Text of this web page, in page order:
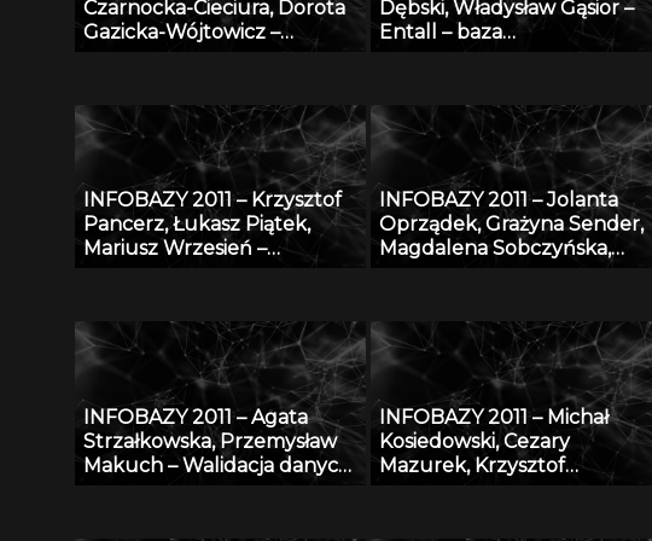
Czarnocka-Cieciura, Dorota
Gazicka-Wójtowicz –
coś więcej niż Biblioteka
Cyfrowa
Dębski, Władysław Gąsior –
Entall – baza
układu Li-Si
INFOBAZY 2011 – Krzysztof
Pancerz, Łukasz Piątek,
Mariusz Wrzesień –
zastosowaniem metod
konstruktywnej indukcji
oraz zbiorów przybliżonych
INFOBAZY 2011 – Jolanta
Oprządek, Grażyna Sender,
Magdalena Sobczyńska,
Maciej Kossakowski, Cong Le
– Bazy danych z zakresu
genomiki, biotechnologii i
jakości produktów
pochodzenia zwierzęcego
INFOBAZY 2011 – Agata
Strzałkowska, Przemysław
Makuch – Walidacja danych
INFOBAZY 2011 – Michał
Kosiedowski, Cezary
Mazurek, Krzysztof